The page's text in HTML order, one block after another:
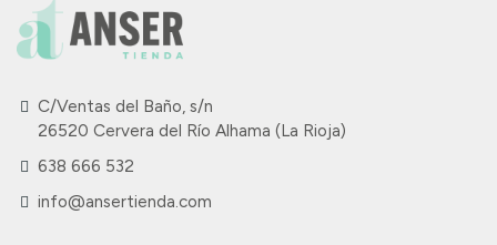
C/Ventas del Baño, s/n
26520 Cervera del Río Alhama (La Rioja)
638 666 532
info@ansertienda.com